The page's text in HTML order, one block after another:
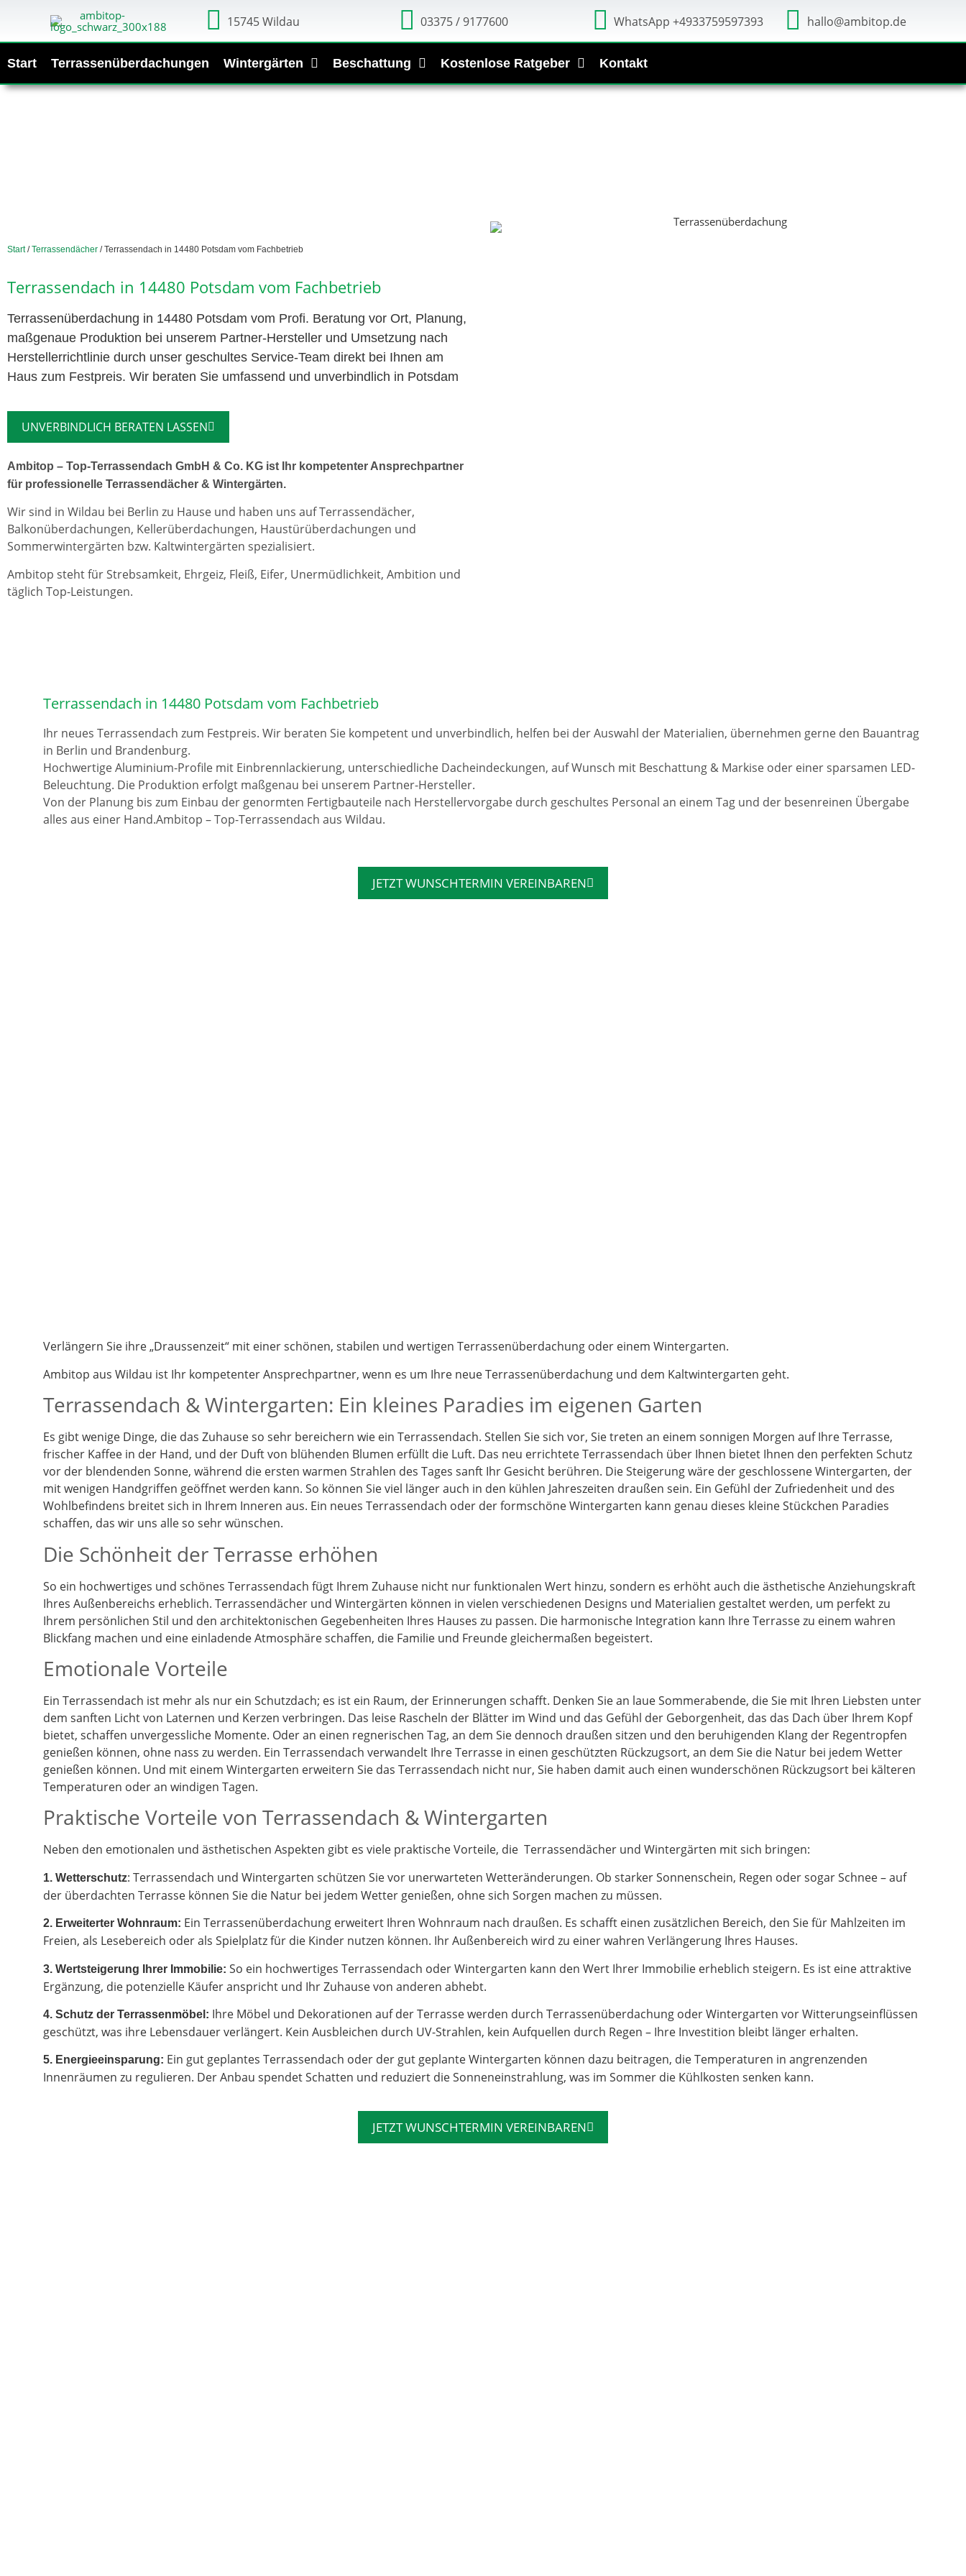
15745 Wildau 03375 / 9177600 WhatsApp +4933759597393 hallo@ambitop.de
Start Terrassenüberdachungen Wintergärten Beschattung Kostenlose Ratgeber Kontakt
Start/Terrassendächer / Terrassendach in 14480 Potsdam vom Fachbetrieb
Terrassendach in 14480 Potsdam vom Fachbetrieb
Terrassenüberdachung in 14480 Potsdam vom Profi. Beratung vor Ort, Planung,
maßgenaue Produktion bei unserem Partner-Hersteller und Umsetzung nach
Herstellerrichtlinie durch unser geschultes Service-Team direkt bei Ihnen am
Haus zum Festpreis. Wir beraten Sie umfassend und unverbindlich in Potsdam
UNVERBINDLICH BERATEN LASSEN
Ambitop – Top-Terrassendach GmbH & Co. KG ist Ihr kompetenter Ansprechpartner
für professionelle Terrassendächer & Wintergärten.
Wir sind in Wildau bei Berlin zu Hause und haben uns auf Terrassendächer,
Balkonüberdachungen, Kellerüberdachungen, Haustürüberdachungen und
Sommerwintergärten bzw. Kaltwintergärten spezialisiert.
Ambitop steht für Strebsamkeit, Ehrgeiz, Fleiß, Eifer, Unermüdlichkeit, Ambition und
täglich Top-Leistungen.
Terrassendach in 14480 Potsdam vom Fachbetrieb
Ihr neues Terrassendach zum Festpreis. Wir beraten Sie kompetent und unverbindlich, helfen bei der Auswahl der Materialien, übernehmen gerne den Bauantrag
in Berlin und Brandenburg.
Hochwertige Aluminium-Profile mit Einbrennlackierung, unterschiedliche Dacheindeckungen, auf Wunsch mit Beschattung & Markise oder einer sparsamen LED-
Beleuchtung. Die Produktion erfolgt maßgenau bei unserem Partner-Hersteller.
Von der Planung bis zum Einbau der genormten Fertigbauteile nach Herstellervorgabe durch geschultes Personal an einem Tag und der besenreinen Übergabe
alles aus einer Hand.Ambitop – Top-Terrassendach aus Wildau.
JETZT WUNSCHTERMIN VEREINBAREN
Verlängern Sie ihre „Draussenzeit“ mit einer schönen, stabilen und wertigen Terrassenüberdachung oder einem Wintergarten.
Ambitop aus Wildau ist Ihr kompetenter Ansprechpartner, wenn es um Ihre neue Terrassenüberdachung und dem Kaltwintergarten geht.
Terrassendach & Wintergarten: Ein kleines Paradies im eigenen Garten
Es gibt wenige Dinge, die das Zuhause so sehr bereichern wie ein Terrassendach. Stellen Sie sich vor, Sie treten an einem sonnigen Morgen auf Ihre Terrasse,
frischer Kaffee in der Hand, und der Duft von blühenden Blumen erfüllt die Luft. Das neu errichtete Terrassendach über Ihnen bietet Ihnen den perfekten Schutz
vor der blendenden Sonne, während die ersten warmen Strahlen des Tages sanft Ihr Gesicht berühren. Die Steigerung wäre der geschlossene Wintergarten, der
mit wenigen Handgriffen geöffnet werden kann. So können Sie viel länger auch in den kühlen Jahreszeiten draußen sein. Ein Gefühl der Zufriedenheit und des
Wohlbefindens breitet sich in Ihrem Inneren aus. Ein neues Terrassendach oder der formschöne Wintergarten kann genau dieses kleine Stückchen Paradies
schaffen, das wir uns alle so sehr wünschen.
Die Schönheit der Terrasse erhöhen
So ein hochwertiges und schönes Terrassendach fügt Ihrem Zuhause nicht nur funktionalen Wert hinzu, sondern es erhöht auch die ästhetische Anziehungskraft
Ihres Außenbereichs erheblich. Terrassendächer und Wintergärten können in vielen verschiedenen Designs und Materialien gestaltet werden, um perfekt zu
Ihrem persönlichen Stil und den architektonischen Gegebenheiten Ihres Hauses zu passen. Die harmonische Integration kann Ihre Terrasse zu einem wahren
Blickfang machen und eine einladende Atmosphäre schaffen, die Familie und Freunde gleichermaßen begeistert.
Emotionale Vorteile
Ein Terrassendach ist mehr als nur ein Schutzdach; es ist ein Raum, der Erinnerungen schafft. Denken Sie an laue Sommerabende, die Sie mit Ihren Liebsten unter
dem sanften Licht von Laternen und Kerzen verbringen. Das leise Rascheln der Blätter im Wind und das Gefühl der Geborgenheit, das das Dach über Ihrem Kopf
bietet, schaffen unvergessliche Momente. Oder an einen regnerischen Tag, an dem Sie dennoch draußen sitzen und den beruhigenden Klang der Regentropfen
genießen können, ohne nass zu werden. Ein Terrassendach verwandelt Ihre Terrasse in einen geschützten Rückzugsort, an dem Sie die Natur bei jedem Wetter
genießen können. Und mit einem Wintergarten erweitern Sie das Terrassendach nicht nur, Sie haben damit auch einen wunderschönen Rückzugsort bei kälteren
Temperaturen oder an windigen Tagen.
Praktische Vorteile von Terrassendach & Wintergarten
Neben den emotionalen und ästhetischen Aspekten gibt es viele praktische Vorteile, die Terrassendächer und Wintergärten mit sich bringen:
1. Wetterschutz: Terrassendach und Wintergarten schützen Sie vor unerwarteten Wetteränderungen. Ob starker Sonnenschein, Regen oder sogar Schnee – auf
der überdachten Terrasse können Sie die Natur bei jedem Wetter genießen, ohne sich Sorgen machen zu müssen.
2. Erweiterter Wohnraum: Ein Terrassenüberdachung erweitert Ihren Wohnraum nach draußen. Es schafft einen zusätzlichen Bereich, den Sie für Mahlzeiten im
Freien, als Lesebereich oder als Spielplatz für die Kinder nutzen können. Ihr Außenbereich wird zu einer wahren Verlängerung Ihres Hauses.
3. Wertsteigerung Ihrer Immobilie: So ein hochwertiges Terrassendach oder Wintergarten kann den Wert Ihrer Immobilie erheblich steigern. Es ist eine attraktive
Ergänzung, die potenzielle Käufer anspricht und Ihr Zuhause von anderen abhebt.
4. Schutz der Terrassenmöbel: Ihre Möbel und Dekorationen auf der Terrasse werden durch Terrassenüberdachung oder Wintergarten vor Witterungseinflüssen
geschützt, was ihre Lebensdauer verlängert. Kein Ausbleichen durch UV-Strahlen, kein Aufquellen durch Regen – Ihre Investition bleibt länger erhalten.
5. Energieeinsparung: Ein gut geplantes Terrassendach oder der gut geplante Wintergarten können dazu beitragen, die Temperaturen in angrenzenden
Innenräumen zu regulieren. Der Anbau spendet Schatten und reduziert die Sonneneinstrahlung, was im Sommer die Kühlkosten senken kann.
JETZT WUNSCHTERMIN VEREINBAREN